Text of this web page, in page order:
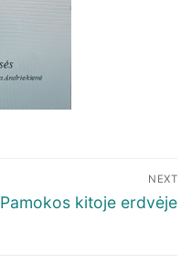
NEXT
Next
Pamokos kitoje erdvėje